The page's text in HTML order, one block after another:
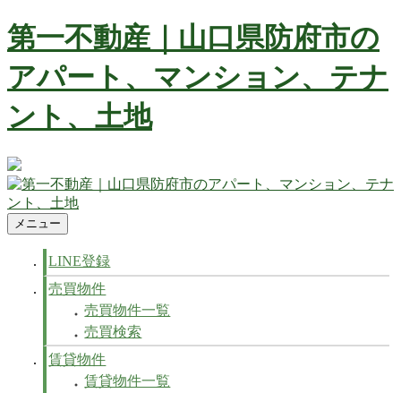
コ
ン
テ
ン
ツ
へ
キ
ッ
プ
第一不動産｜山口県防府市の
アパート、マンション、テナ
ント、土地
防府市の不動産 賃貸、マンション、アパート、テナントなど
不動産の事ならお任せ下さい
第一不動産｜山口県防府市のアパート、マンション、テナン
ト、土地
防府市の不動産 賃貸、マンション、アパート、テナントなど
不動産の事ならお任せ下さい
メニュー
LINE登録
売買物件
売買物件一覧
売買検索
賃貸物件
賃貸物件一覧